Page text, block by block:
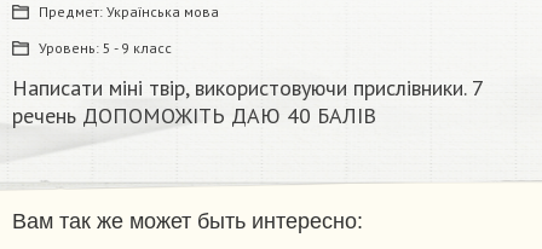
Предмет: Українська мова
Уровень: 5 - 9 класс
Написати міні твір, використовуючи прислівники. 7
речень ДОПОМОЖІТЬ ДАЮ 40 БАЛІВ​
Вам так же может быть интересно: